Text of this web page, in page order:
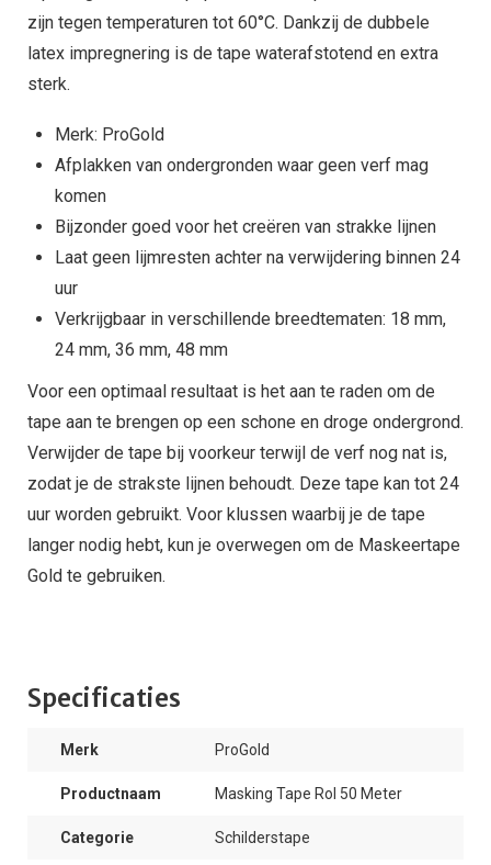
zijn tegen temperaturen tot 60°C. Dankzij de dubbele
latex impregnering is de tape waterafstotend en extra
sterk.
Merk: ProGold
Afplakken van ondergronden waar geen verf mag
komen
Bijzonder goed voor het creëren van strakke lijnen
Laat geen lijmresten achter na verwijdering binnen 24
uur
Verkrijgbaar in verschillende breedtematen: 18 mm,
24 mm, 36 mm, 48 mm
Voor een optimaal resultaat is het aan te raden om de
tape aan te brengen op een schone en droge ondergrond.
Verwijder de tape bij voorkeur terwijl de verf nog nat is,
zodat je de strakste lijnen behoudt. Deze tape kan tot 24
uur worden gebruikt. Voor klussen waarbij je de tape
langer nodig hebt, kun je overwegen om de Maskeertape
Gold te gebruiken.
Specificaties
Merk ProGold
Productnaam Masking Tape Rol 50 Meter
Categorie Schilderstape